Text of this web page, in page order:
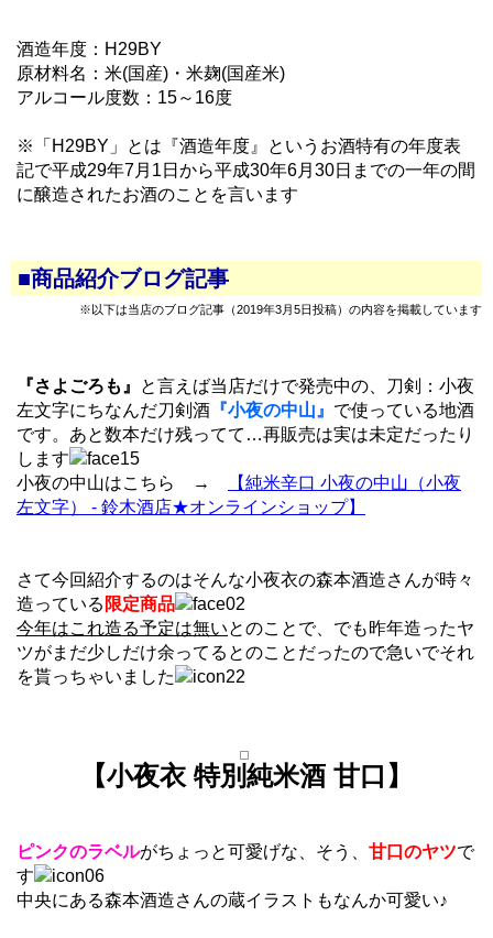
酒造年度：H29BY
原材料名：米(国産)・米麹(国産米)
アルコール度数：15～16度
※「H29BY」とは『酒造年度』というお酒特有の年度表
記で平成29年7月1日から平成30年6月30日までの一年の間
に醸造されたお酒のことを言います
■商品紹介ブログ記事
※以下は当店のブログ記事（2019年3月5日投稿）の内容を掲載しています
『さよごろも』
と言えば当店だけで発売中の、刀剣：小夜
左文字にちなんだ刀剣酒 『小夜の中山』 で使っている地酒
です。あと数本だけ残ってて…再販売は実は未定だったり
します
小夜の中山はこちら →
【純米辛口 小夜の中山（小夜
左文字） - 鈴木酒店★オンラインショップ】
さて今回紹介するのはそんな小夜衣の森本酒造さんが時々
造っている 限定商品
今年はこれ造る予定は無いとのことで、でも昨年造ったヤ
ツがまだ少しだけ余ってるとのことだったので急いでそれ
を貰っちゃいました
【小夜衣 特別純米酒 甘口】
ピンクのラベルがちょっと可愛げな、そう、 甘口のヤツで
す
中央にある森本酒造さんの蔵イラストもなんか可愛い♪